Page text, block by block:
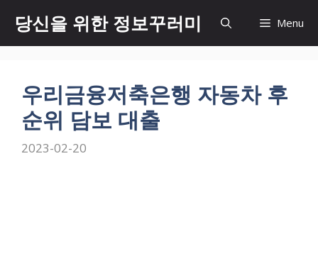
content
당신을 위한 정보꾸러미 Menu
우리금융저축은행 자동차 후
순위 담보 대출
2023-02-20